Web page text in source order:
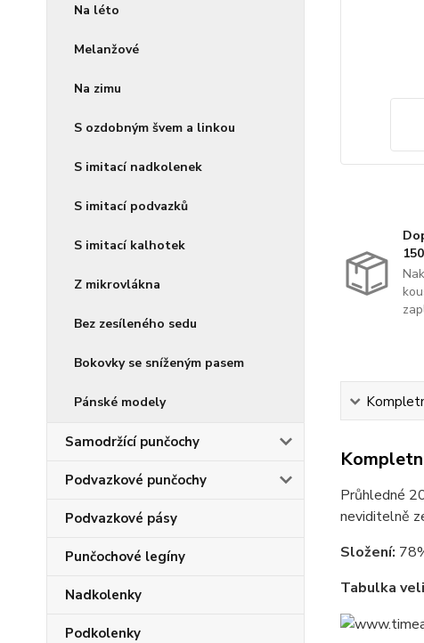
Na léto
Melanžové
Na zimu
S ozdobným švem a linkou
S imitací nadkolenek
S imitací podvazků
S imitací kalhotek
Z mikrovlákna
Bez zesíleného sedu
Bokovky se sníženým pasem
Pánské modely
Samodržící punčochy
Podvazkové punčochy
Podvazkové pásy
Punčochové legíny
Nadkolenky
Podkolenky
Průhledné
neviditelně
Složení:
Tabulka